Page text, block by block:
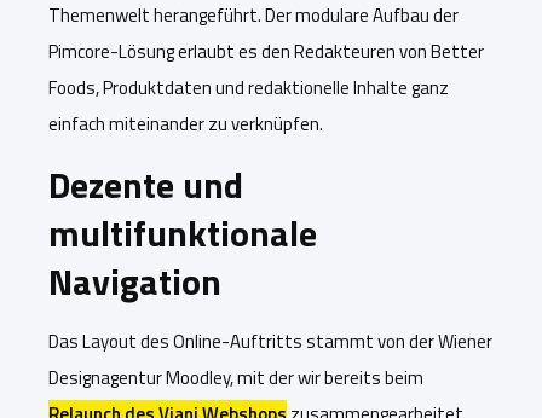
Themenwelt herangeführt. Der modulare Aufbau der
Pimcore-Lösung erlaubt es den Redakteuren von Better
Foods, Produktdaten und redaktionelle Inhalte ganz
einfach miteinander zu verknüpfen.
Dezente und
multifunktionale
Navigation
Das Layout des Online-Auftritts stammt von der Wiener
Designagentur Moodley, mit der wir bereits beim